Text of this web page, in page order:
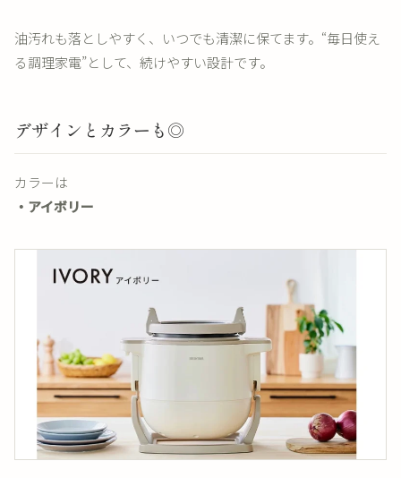
油汚れも落としやすく、いつでも清潔に保てます。“毎日使え
る調理家電”として、続けやすい設計です。
デザインとカラーも◎
カラーは
・アイボリー